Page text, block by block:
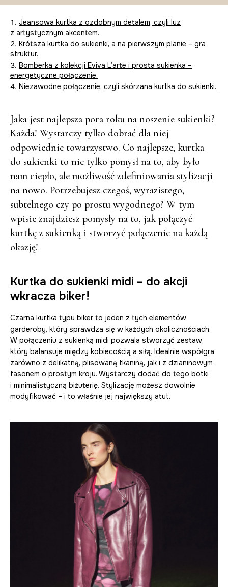
Jeansowa kurtka z ozdobnym detalem, czyli luz
z artystycznym akcentem.
Krótsza kurtka do sukienki, a na pierwszym planie – gra
struktur.
Bomberka z kolekcji Eviva L’arte i prosta sukienka –
energetyczne połączenie.
Niezawodne połączenie, czyli skórzana kurtka do sukienki.
Jaka jest najlepsza pora roku na noszenie sukienki?
Każda! Wystarczy tylko dobrać dla niej
odpowiednie towarzystwo. Co najlepsze, kurtka
do sukienki to nie tylko pomysł na to, aby było
nam ciepło, ale możliwość zdefiniowania stylizacji
na nowo. Potrzebujesz czegoś, wyrazistego,
subtelnego czy po prostu wygodnego? W tym
wpisie znajdziesz pomysły na to, jak połączyć
kurtkę z sukienką i stworzyć połączenie na każdą
okazję!
Kurtka do sukienki midi – do akcji
wkracza biker!
Czarna kurtka typu biker to jeden z tych elementów
garderoby, który sprawdza się w każdych okolicznościach.
W połączeniu z sukienką midi pozwala stworzyć zestaw,
który balansuje między kobiecością a siłą. Idealnie współgra
zarówno z delikatną, plisowaną tkaniną, jak i z dzianinowym
fasonem o prostym kroju. Wystarczy dodać do tego botki
i minimalistyczną biżuterię. Stylizację możesz dowolnie
modyfikować – i to właśnie jej największy atut.